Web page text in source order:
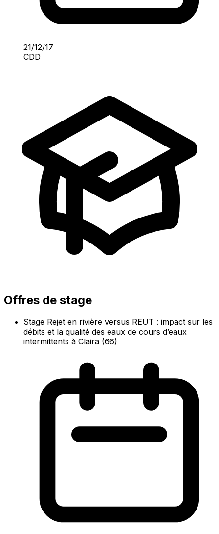
21/12/17
CDD
Offres de stage
Stage Rejet en rivière versus REUT : impact sur les
débits et la qualité des eaux de cours d’eaux
intermittents à Claira (66)